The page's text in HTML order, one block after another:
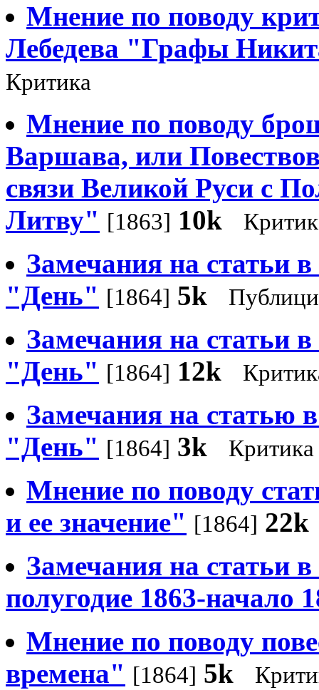
Мнение по поводу
Лебедева "Графы
Критика
Мнение по поводу
Варшава, или
связи Великой Руси с
Литву" [1863] 10k
Замечания на статьи в
"День" [1864] 5k
Замечания на статьи в
"День" [1864] 12k
Замечания на статью
"День" [1864] 3k Критика
Мнение по поводу
и ее значение" [1864] 22k
Замечания на статьи
полугодие 1863-начало
Мнение по поводу
времена" [1864] 5k